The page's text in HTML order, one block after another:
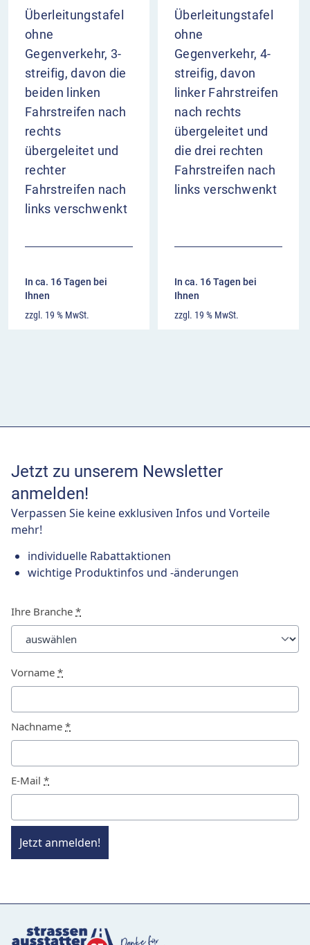
Überleitungstafel
ohne
Gegenverkehr, 3-
streifig, davon die
beiden linken
Fahrstreifen nach
rechts
übergeleitet und
rechter
Fahrstreifen nach
links verschwenkt
In ca. 16 Tagen bei
Ihnen
zzgl. 19 % MwSt.
Überleitungstafel
ohne
Gegenverkehr, 4-
streifig, davon
linker Fahrstreifen
nach rechts
übergeleitet und
die drei rechten
Fahrstreifen nach
links verschwenkt
In ca. 16 Tagen bei
Ihnen
zzgl. 19 % MwSt.
Jetzt zu unserem Newsletter
anmelden!
Verpassen Sie keine exklusiven Infos und Vorteile
mehr!
individuelle Rabattaktionen
wichtige Produktinfos und -änderungen
Ihre Branche *
Vorname *
Nachname *
E-Mail *
Jetzt anmelden!